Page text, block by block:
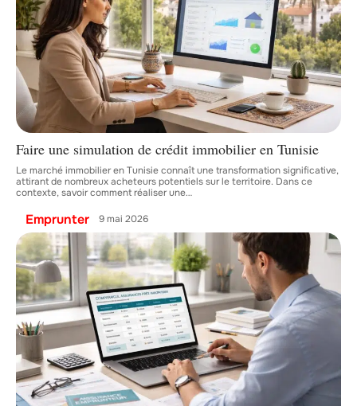
Faire une simulation de crédit immobilier en Tunisie
Le marché immobilier en Tunisie connaît une transformation significative,
attirant de nombreux acheteurs potentiels sur le territoire. Dans ce
contexte, savoir comment réaliser une…
Emprunter 9 mai 2026